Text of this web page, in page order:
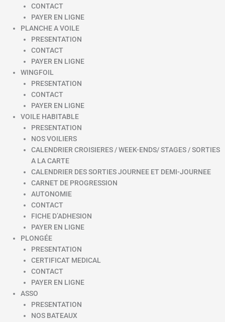
CONTACT
PAYER EN LIGNE
PLANCHE A VOILE
PRESENTATION
CONTACT
PAYER EN LIGNE
WINGFOIL
PRESENTATION
CONTACT
PAYER EN LIGNE
VOILE HABITABLE
PRESENTATION
NOS VOILIERS
CALENDRIER CROISIERES / WEEK-ENDS/ STAGES / SORTIES
A LA CARTE
CALENDRIER DES SORTIES JOURNEE ET DEMI-JOURNEE
CARNET DE PROGRESSION
AUTONOMIE
CONTACT
FICHE D’ADHESION
PAYER EN LIGNE
PLONGÉE
PRESENTATION
CERTIFICAT MEDICAL
CONTACT
PAYER EN LIGNE
ASSO
PRESENTATION
NOS BATEAUX